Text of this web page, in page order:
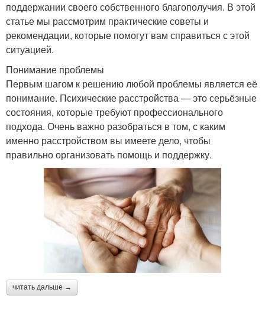
поддержании своего собственного благополучия. В этой
статье мы рассмотрим практические советы и
рекомендации, которые помогут вам справиться с этой
ситуацией.
Понимание проблемы
Первым шагом к решению любой проблемы является её
понимание. Психические расстройства — это серьёзные
состояния, которые требуют профессионального
подхода. Очень важно разобраться в том, с каким
именно расстройством вы имеете дело, чтобы
правильно организовать помощь и поддержку.
читать дальше →